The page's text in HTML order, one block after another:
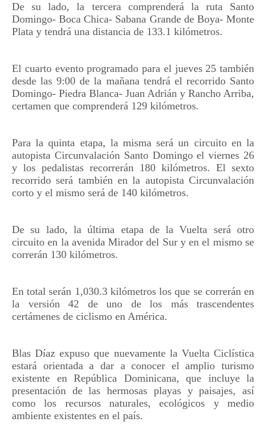
De su lado, la tercera comprenderá la ruta Santo
Domingo- Boca Chica- Sabana Grande de Boya- Monte
Plata y tendrá una distancia de 133.1 kilómetros.
El cuarto evento programado para el jueves 25 también
desde las 9:00 de la mañana tendrá el recorrido Santo
Domingo- Piedra Blanca- Juan Adrián y Rancho Arriba,
certamen que comprenderá 129 kilómetros.
Para la quinta etapa, la misma será un circuito en la
autopista Circunvalación Santo Domingo el viernes 26
y los pedalistas recorrerán 180 kilómetros. El sexto
recorrido será también en la autopista Circunvalación
corto y el mismo será de 140 kilómetros.
De su lado, la última etapa de la Vuelta será otro
circuito en la avenida Mirador del Sur y en el mismo se
correrán 130 kilómetros.
En total serán 1,030.3 kilómetros los que se correrán en
la versión 42 de uno de los más trascendentes
certámenes de ciclismo en América.
Blas Díaz expuso que nuevamente la Vuelta Ciclística
estará orientada a dar a conocer el amplio turismo
existente en República Dominicana, que incluye la
presentación de las hermosas playas y paisajes, así
como los recursos naturales, ecológicos y medio
ambiente existentes en el país.